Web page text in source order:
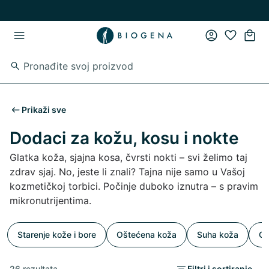
Prikaži sve
Dodaci za kožu, kosu i nokte
Glatka koža, sjajna kosa, čvrsti nokti – svi želimo taj
zdrav sjaj. No, jeste li znali? Tajna nije samo u Vašoj
kozmetičkoj torbici. Počinje duboko iznutra – s pravim
mikronutrijentima.
Starenje kože i bore Oštećena koža Suha koža